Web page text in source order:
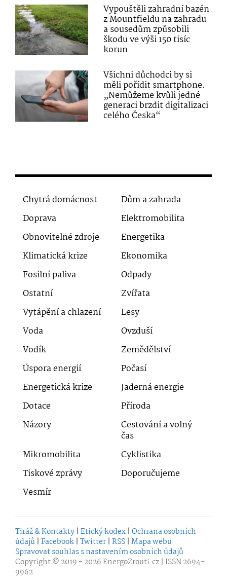
Vypouštěli zahradní bazén
z Mountfieldu na zahradu
a sousedům způsobili
škodu ve výši 150 tisíc
korun
Všichni důchodci by si
měli pořídit smartphone.
„Nemůžeme kvůli jedné
generaci brzdit digitalizaci
celého Česka“
Chytrá domácnost
Dům a zahrada
Doprava
Elektromobilita
Obnovitelné zdroje
Energetika
Klimatická krize
Ekonomika
Fosilní paliva
Odpady
Ostatní
Zvířata
Vytápění a chlazení
Lesy
Voda
Ovzduší
Vodík
Zemědělství
Úspora energií
Počasí
Energetická krize
Jaderná energie
Dotace
Příroda
Názory
Cestování a volný
čas
Mikromobilita
Cyklistika
Tiskové zprávy
Doporučujeme
Vesmír
Tiráž & Kontakty | Etický kodex | Ochrana osobních
údajů | Facebook | Twitter | RSS | Mapa webu
Spravovat souhlas s nastavením osobních údajů
Copyright © 2019 - 2026EnergoZrouti.cz | ISSN 2694-
9962